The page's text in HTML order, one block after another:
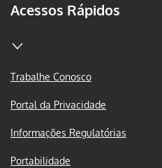
Acessos Rápidos
Trabalhe Conosco
Portal da Privacidade
Informações Regulatórias
Portabilidade